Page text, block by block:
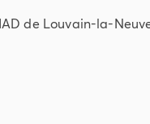
de Louvain-la-